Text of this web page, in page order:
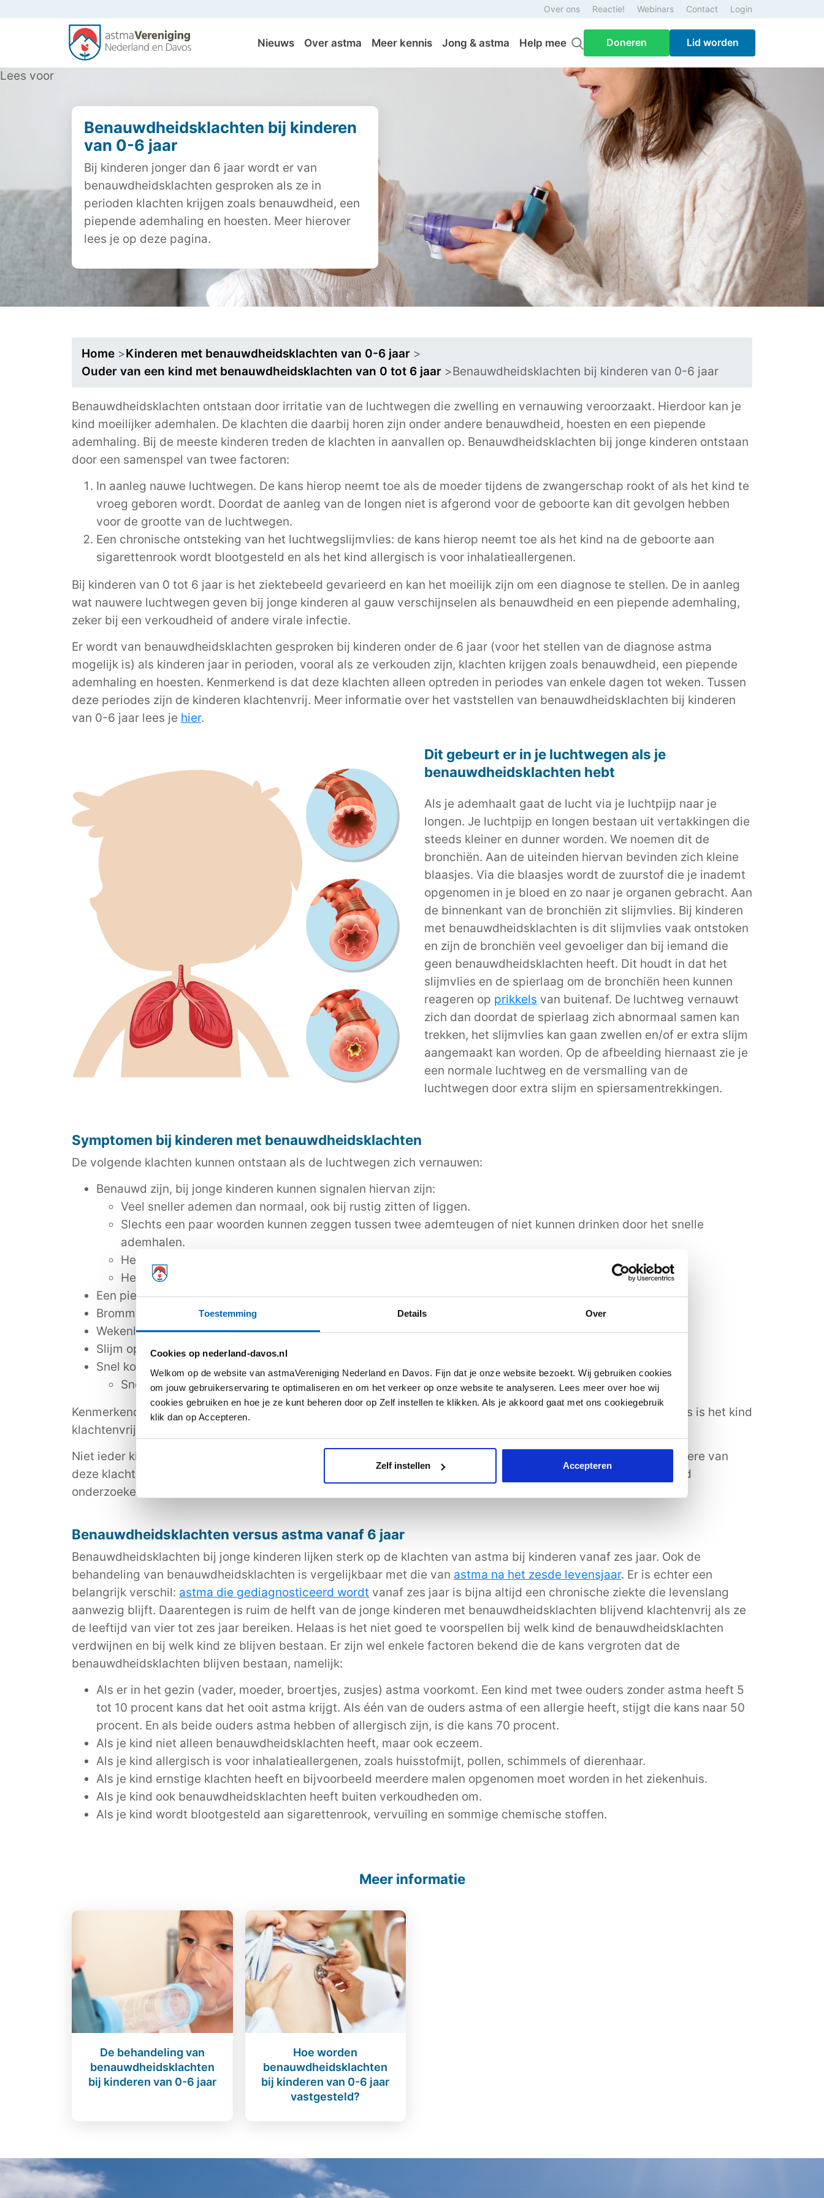
Toestemming Details Over
Cookies op nederland-davos.nl
Welkom op de website van astmaVereniging Nederland en Davos. Fijn dat je onze website bezoekt. Wij gebruiken cookies
om jouw gebruikerservaring te optimaliseren en om het verkeer op onze website te analyseren. Lees meer over hoe wij
cookies gebruiken en hoe je ze kunt beheren door op Zelf instellen te klikken. Als je akkoord gaat met ons cookiegebruik
klik dan op Accepteren.
Zelf instellen Accepteren
Over ons Reactie! Webinars Contact Login
Nieuws Over astma Meer kennis Jong & astma Help mee Doneren Lid worden
Lees voor
Benauwdheidsklachten bij kinderen
van 0-6 jaar
Bij kinderen jonger dan 6 jaar wordt er van
benauwdheidsklachten gesproken als ze in
perioden klachten krijgen zoals benauwdheid, een
piepende ademhaling en hoesten. Meer hierover
lees je op deze pagina.
Home >Kinderen met benauwdheidsklachten van 0-6 jaar >
Ouder van een kind met benauwdheidsklachten van 0 tot 6 jaar >Benauwdheidsklachten bij kinderen van 0-6 jaar
Benauwdheidsklachten ontstaan door irritatie van de luchtwegen die zwelling en vernauwing veroorzaakt. Hierdoor kan je
kind moeilijker ademhalen. De klachten die daarbij horen zijn onder andere benauwdheid, hoesten en een piepende
ademhaling. Bij de meeste kinderen treden de klachten in aanvallen op. Benauwdheidsklachten bij jonge kinderen ontstaan
door een samenspel van twee factoren:
In aanleg nauwe luchtwegen. De kans hierop neemt toe als de moeder tijdens de zwangerschap rookt of als het kind te
vroeg geboren wordt. Doordat de aanleg van de longen niet is afgerond voor de geboorte kan dit gevolgen hebben
voor de grootte van de luchtwegen.
Een chronische ontsteking van het luchtwegslijmvlies: de kans hierop neemt toe als het kind na de geboorte aan
sigarettenrook wordt blootgesteld en als het kind allergisch is voor inhalatieallergenen.
Bij kinderen van 0 tot 6 jaar is het ziektebeeld gevarieerd en kan het moeilijk zijn om een diagnose te stellen. De in aanleg
wat nauwere luchtwegen geven bij jonge kinderen al gauw verschijnselen als benauwdheid en een piepende ademhaling,
zeker bij een verkoudheid of andere virale infectie.
Er wordt van benauwdheidsklachten gesproken bij kinderen onder de 6 jaar (voor het stellen van de diagnose astma
mogelijk is) als kinderen jaar in perioden, vooral als ze verkouden zijn, klachten krijgen zoals benauwdheid, een piepende
ademhaling en hoesten. Kenmerkend is dat deze klachten alleen optreden in periodes van enkele dagen tot weken. Tussen
deze periodes zijn de kinderen klachtenvrij. Meer informatie over het vaststellen van benauwdheidsklachten bij kinderen
van 0-6 jaar lees je hier.
Dit gebeurt er in je luchtwegen als je
benauwdheidsklachten hebt
Als je ademhaalt gaat de lucht via je luchtpijp naar je
longen. Je luchtpijp en longen bestaan uit vertakkingen die
steeds kleiner en dunner worden. We noemen dit de
bronchiën. Aan de uiteinden hiervan bevinden zich kleine
blaasjes. Via die blaasjes wordt de zuurstof die je inademt
opgenomen in je bloed en zo naar je organen gebracht. Aan
de binnenkant van de bronchiën zit slijmvlies. Bij kinderen
met benauwdheidsklachten is dit slijmvlies vaak ontstoken
en zijn de bronchiën veel gevoeliger dan bij iemand die
geen benauwdheidsklachten heeft. Dit houdt in dat het
slijmvlies en de spierlaag om de bronchiën heen kunnen
reageren op prikkels van buitenaf. De luchtweg vernauwt
zich dan doordat de spierlaag zich abnormaal samen kan
trekken, het slijmvlies kan gaan zwellen en/of er extra slijm
aangemaakt kan worden. Op de afbeelding hiernaast zie je
een normale luchtweg en de versmalling van de
luchtwegen door extra slijm en spiersamentrekkingen.
Symptomen bij kinderen met benauwdheidsklachten
De volgende klachten kunnen ontstaan als de luchtwegen zich vernauwen:
Benauwd zijn, bij jonge kinderen kunnen signalen hiervan zijn:
Veel sneller ademen dan normaal, ook bij rustig zitten of liggen.
Slechts een paar woorden kunnen zeggen tussen twee ademteugen of niet kunnen drinken door het snelle
ademhalen.
Het bij inademing intrekken van de huid bij de borstkas tussen de ribben of in de hals.
Het meebewegen van de neusvleugels bij het ademhalen.
Een piepend geluid bij het ademen.
Brommende, zagende of pruttelende geluiden bij het ademen.
Wekenlang hoesten, vooral ’s nachts.
Slijm op hoesten.
Snel kortademig zijn, bijvoorbeeld bij rennen of sporten.
Snel uitgeput of vermoeid zijn.
Kenmerkend is dat deze klachten alleen optreden in periodes van enkele dagen tot weken. Tussen deze periodes is het kind
klachtenvrij.
Niet ieder kind heeft al deze klachten. Benauwdheidsklachten verschillen sterk per kind. Herken je één of meerdere van
deze klachten bij je kind en komen ze vaker in aanvallen voor? Bespreek dit dan met je huisarts. Deze kan je kind
onderzoeken, een eventuele
Benauwdheidsklachten versus astma vanaf 6 jaar
Benauwdheidsklachten bij jonge kinderen lijken sterk op de klachten van astma bij kinderen vanaf zes jaar. Ook de
behandeling van benauwdheidsklachten is vergelijkbaar met die van astma na het zesde levensjaar. Er is echter een
belangrijk verschil: astma die gediagnosticeerd wordt vanaf zes jaar is bijna altijd een chronische ziekte die levenslang
aanwezig blijft. Daarentegen is ruim de helft van de jonge kinderen met benauwdheidsklachten blijvend klachtenvrij als ze
de leeftijd van vier tot zes jaar bereiken. Helaas is het niet goed te voorspellen bij welk kind de benauwdheidsklachten
verdwijnen en bij welk kind ze blijven bestaan. Er zijn wel enkele factoren bekend die de kans vergroten dat de
benauwdheidsklachten blijven bestaan, namelijk:
Als er in het gezin (vader, moeder, broertjes, zusjes) astma voorkomt. Een kind met twee ouders zonder astma heeft 5
tot 10 procent kans dat het ooit astma krijgt. Als één van de ouders astma of een allergie heeft, stijgt die kans naar 50
procent. En als beide ouders astma hebben of allergisch zijn, is die kans 70 procent.
Als je kind niet alleen benauwdheidsklachten heeft, maar ook eczeem.
Als je kind allergisch is voor inhalatieallergenen, zoals huisstofmijt, pollen, schimmels of dierenhaar.
Als je kind ernstige klachten heeft en bijvoorbeeld meerdere malen opgenomen moet worden in het ziekenhuis.
Als je kind ook benauwdheidsklachten heeft buiten verkoudheden om.
Als je kind wordt blootgesteld aan sigarettenrook, vervuiling en sommige chemische stoffen.
Meer informatie
De behandeling van
benauwdheidsklachten
bij kinderen van 0-6 jaar
Hoe worden
benauwdheidsklachten
bij kinderen van 0-6 jaar
vastgesteld?